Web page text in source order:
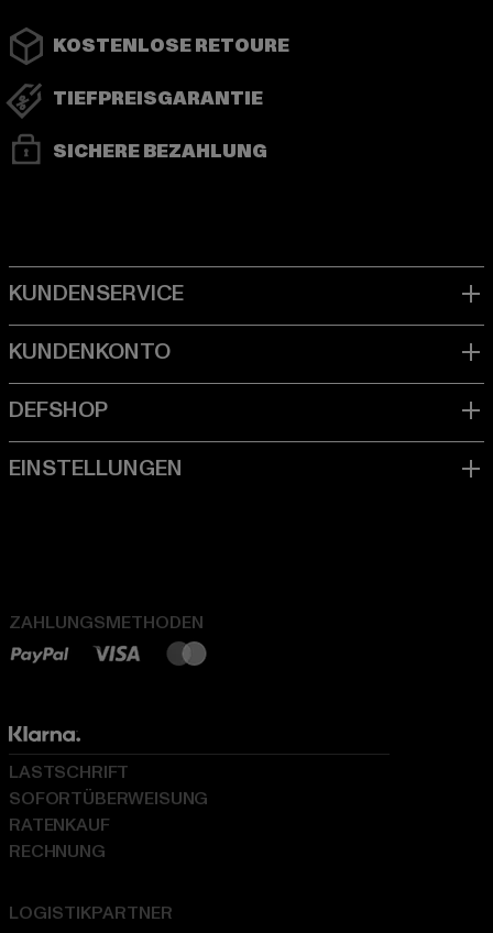
KOSTENLOSE RETOURE
TIEFPREISGARANTIE
SICHERE BEZAHLUNG
ZAHLUNGSMETHODEN
LOGISTIKPARTNER
LASTSCHRIFT
SOFORTÜBERWEISUNG
RATENKAUF
RECHNUNG